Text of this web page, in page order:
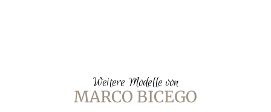
Weitere Modelle von
MARCO BICEGO